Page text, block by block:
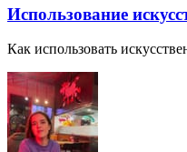
Использование
Как использовать